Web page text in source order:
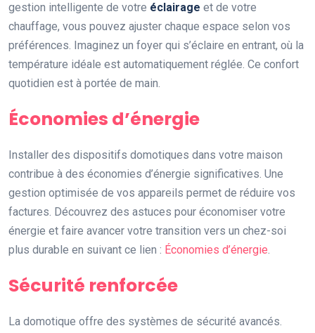
gestion intelligente de votre éclairage et de votre
chauffage, vous pouvez ajuster chaque espace selon vos
préférences. Imaginez un foyer qui s’éclaire en entrant, où la
température idéale est automatiquement réglée. Ce confort
quotidien est à portée de main.
Économies d’énergie
Installer des dispositifs domotiques dans votre maison
contribue à des économies d’énergie significatives. Une
gestion optimisée de vos appareils permet de réduire vos
factures. Découvrez des astuces pour économiser votre
énergie et faire avancer votre transition vers un chez-soi
plus durable en suivant ce lien : Économies d’énergie.
Sécurité renforcée
La domotique offre des systèmes de sécurité avancés.